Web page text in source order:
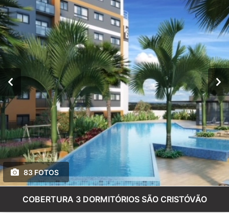
83 FOTOS
COBERTURA 3 DORMITÓRIOS SÃO CRISTÓVÃO